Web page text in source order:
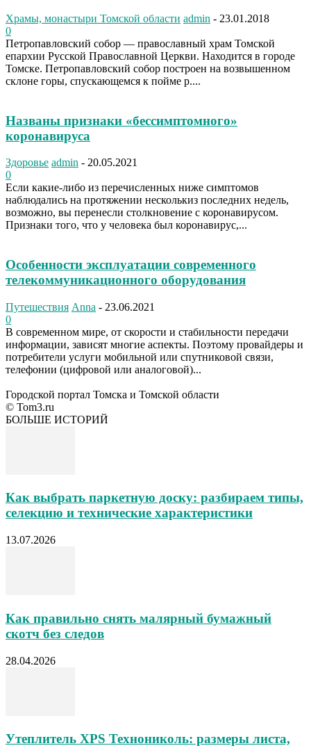
Храмы, монастыри Томской области admin - 23.01.2018
0
Петропавловский собор — православный храм Томской
епархии Русской Православной Церкви. Находится в городе
Томске. Петропавловский собор построен на возвышенном
склоне горы, спускающемся к пойме р....
Названы признаки «бессимптомного»
коронавируса
Здоровье admin - 20.05.2021
0
Если какие-либо из перечисленных ниже симптомов
наблюдались на протяжении несколькиз последних недель,
возможно, вы перенесли столкновение с коронавирусом.
Признаки того, что у человека был коронавирус,...
Особенности эксплуатации современного
телекоммуникационного оборудования
Путешествия Anna - 23.06.2021
0
В современном мире, от скорости и стабильности передачи
информации, зависят многие аспекты. Поэтому провайдеры и
потребители услуги мобильной или спутниковой связи,
телефонии (цифровой или аналоговой)...
Городской портал Томска и Томской области
© Tom3.ru
БОЛЬШЕ ИСТОРИЙ
Как выбрать паркетную доску: разбираем типы,
селекцию и технические характеристики
13.07.2026
Как правильно снять малярный бумажный
скотч без следов
28.04.2026
Утеплитель XPS Технониколь: размеры листа,